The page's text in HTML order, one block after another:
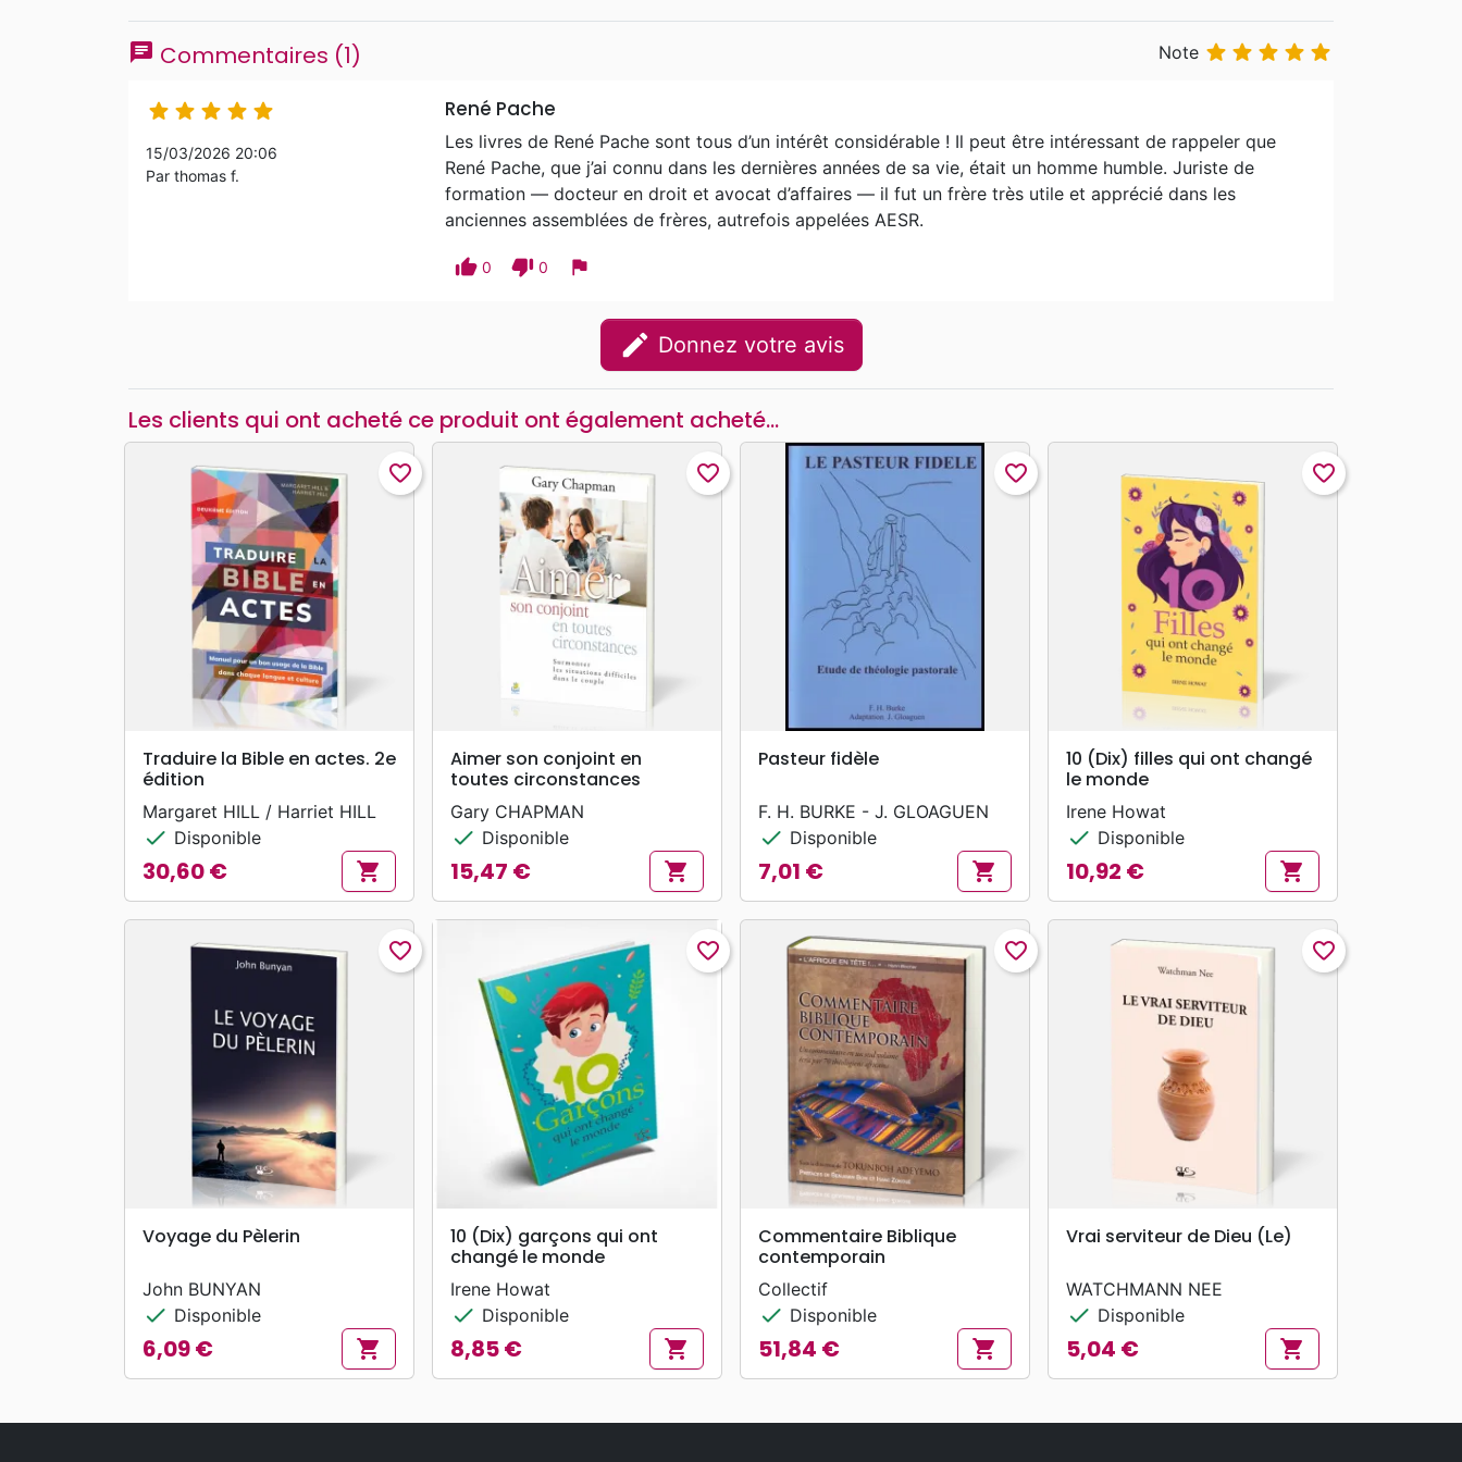
chat Commentaires (1) Note     
    
15/03/2026 20:06
Par thomas f.
René Pache
Les livres de René Pache sont tous d’un intérêt considérable ! Il peut être intéressant de rappeler que
René Pache, que j’ai connu dans les dernières années de sa vie, était un homme humble. Juriste de
formation — docteur en droit et avocat d’affaires — il fut un frère très utile et apprécié dans les
anciennes assemblées de frères, autrefois appelées AESR.
thumb_up 0 thumb_down 0 flag
edit Donnez votre avis
Les clients qui ont acheté ce produit ont également acheté...
search APERÇU RAPIDE
favorite_border
Traduire la Bible en actes. 2e
édition
Margaret HILL / Harriet HILL
check Disponible
Prix
30,60 € shopping_cart
APERÇU RAPIDE
favorite_border
Aimer son conjoint en
toutes circonstances
Gary CHAPMAN
check Disponible
Prix
15,47 € shopping_cart
APERÇU RAPIDE
favorite_border
Pasteur fidèle
F. H. BURKE - J. GLOAGUEN
check Disponible
Prix
7,01 € shopping_cart
search APERÇU RAPIDE
favorite_border
10 (Dix) filles qui ont changé
le monde
Irene Howat
check Disponible
Prix
10,92 € shopping_cart
APERÇU RAPIDE
favorite_border
Voyage du Pèlerin
John BUNYAN
check Disponible
Prix
6,09 € shopping_cart
search APERÇU RAPIDE
favorite_border
10 (Dix) garçons qui ont
changé le monde
Irene Howat
check Disponible
Prix
8,85 € shopping_cart
APERÇU RAPIDE
favorite_border
Commentaire Biblique
contemporain
Collectif
check Disponible
Prix
51,84 € shopping_cart
APERÇU RAPIDE
favorite_border
Vrai serviteur de Dieu (Le)
WATCHMANN NEE
check Disponible
Prix
5,04 € shopping_cart